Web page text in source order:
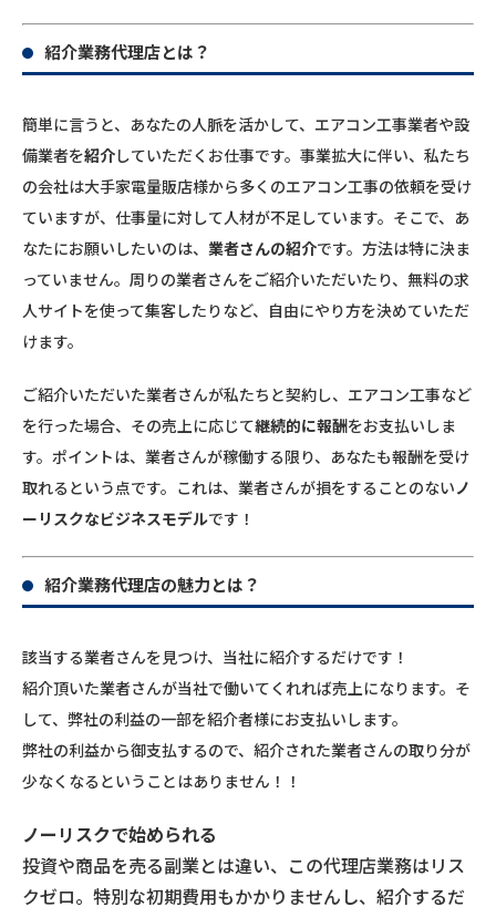
紹介業務代理店とは？
簡単に言うと、あなたの人脈を活かして、エアコン工事業者や設
備業者を紹介していただくお仕事です。事業拡大に伴い、私たち
の会社は大手家電量販店様から多くのエアコン工事の依頼を受け
ていますが、仕事量に対して人材が不足しています。そこで、あ
なたにお願いしたいのは、 業者さんの紹介です。方法は特に決ま
っていません。周りの業者さんをご紹介いただいたり、無料の求
人サイトを使って集客したりなど、自由にやり方を決めていただ
けます。
ご紹介いただいた業者さんが私たちと契約し、エアコン工事など
を行った場合、その売上に応じて継続的に報酬をお支払いしま
す。ポイントは、業者さんが稼働する限り、あなたも報酬を受け
取れるという点です。これは、業者さんが損をすることのないノ
ーリスクなビジネスモデルです！
紹介業務代理店の魅力とは？
該当する業者さんを見つけ、当社に紹介するだけです！
紹介頂いた業者さんが当社で働いてくれれば売上になります。そ
して、弊社の利益の一部を紹介者様にお支払いします。
弊社の利益から御支払するので、紹介された業者さんの取り分が
少なくなるということはありません！！
ノーリスクで始められる
投資や商品を売る副業とは違い、この代理店業務はリス
クゼロ。特別な初期費用もかかりませんし、紹介するだ